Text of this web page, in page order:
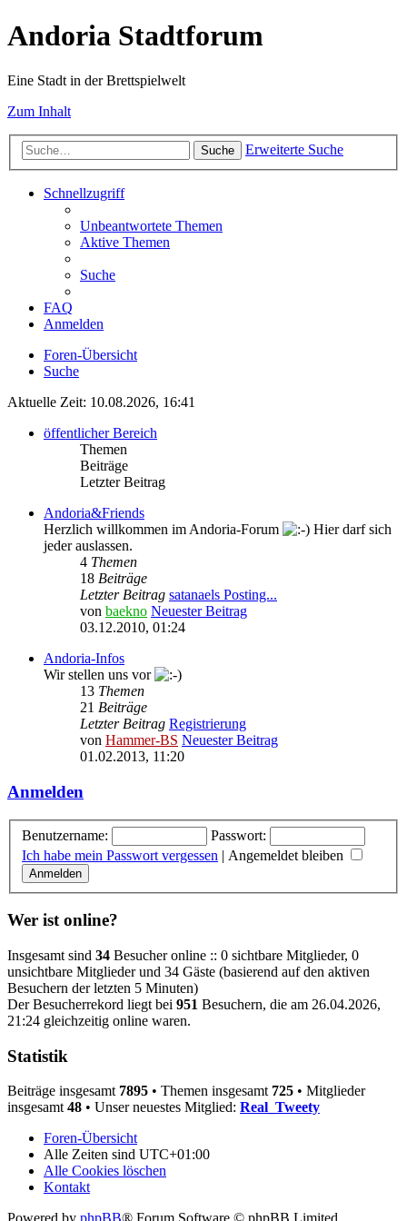
Andoria Stadtforum
Eine Stadt in der Brettspielwelt
Zum Inhalt
Suche Erweiterte Suche
Schnellzugriff
Unbeantwortete Themen
Aktive Themen
Suche
FAQ
Anmelden
Foren-Übersicht
Suche
Aktuelle Zeit: 10.08.2026, 16:41
öffentlicher Bereich
Themen
Beiträge
Letzter Beitrag
Andoria&Friends
Herzlich willkommen im Andoria-Forum
Hier darf sich
jeder auslassen.
4 Themen
18 Beiträge
Letzter Beitrag satanaels Posting...
von baekno Neuester Beitrag
03.12.2010, 01:24
Andoria-Infos
Wir stellen uns vor
13 Themen
21 Beiträge
Letzter Beitrag Registrierung
von Hammer-BS Neuester Beitrag
01.02.2013, 11:20
Anmelden
Benutzername:
Passwort:
Ich habe mein Passwort vergessen | Angemeldet bleiben
Wer ist online?
Insgesamt sind 34 Besucher online :: 0 sichtbare Mitglieder, 0
unsichtbare Mitglieder und 34 Gäste (basierend auf den aktiven
Besuchern der letzten 5 Minuten)
Der Besucherrekord liegt bei 951 Besuchern, die am 26.04.2026,
21:24 gleichzeitig online waren.
Statistik
Beiträge insgesamt 7895 • Themen insgesamt 725 • Mitglieder
insgesamt 48 • Unser neuestes Mitglied: Real_Tweety
Foren-Übersicht
Alle Zeiten sind UTC+01:00
Alle Cookies löschen
Kontakt